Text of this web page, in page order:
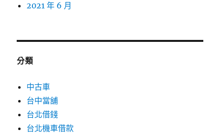
2021 年 6 月
分類
中古車
台中當舖
台北借錢
台北機車借款